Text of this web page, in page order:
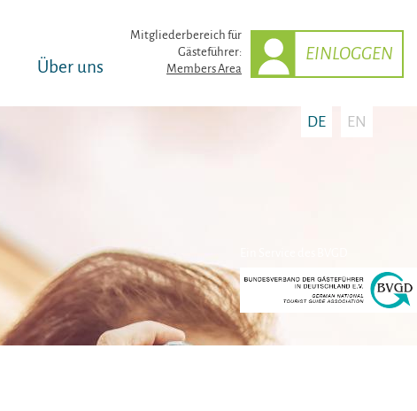
Über uns
Mitglieder­bereich für
Gästeführer:
Members Area
EINLOGGEN
DE EN